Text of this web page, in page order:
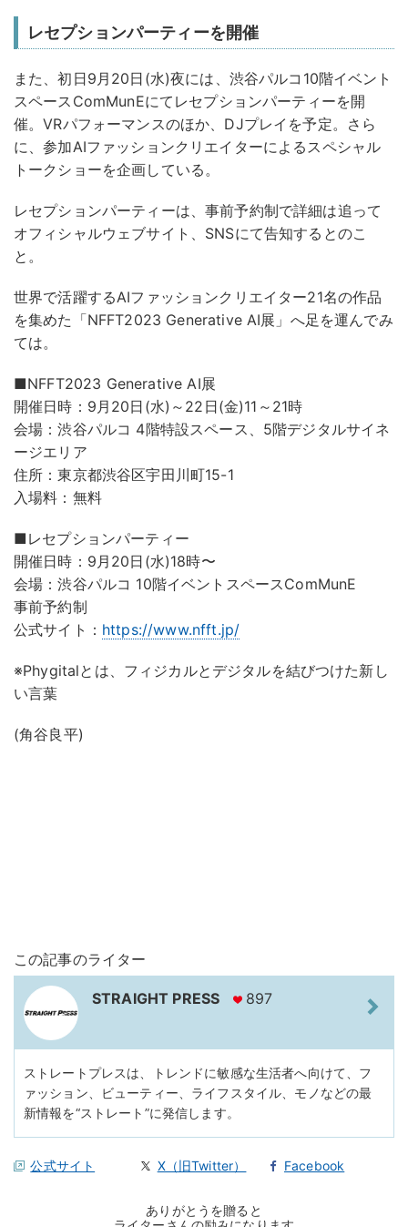
レセプションパーティーを開催
また、初日9月20日(水)夜には、渋谷パルコ10階イベント
スペースComMunEにてレセプションパーティーを開
催。VRパフォーマンスのほか、DJプレイを予定。さら
に、参加AIファッションクリエイターによるスペシャル
トークショーを企画している。
レセプションパーティーは、事前予約制で詳細は追って
オフィシャルウェブサイト、SNSにて告知するとのこ
と。
世界で活躍するAIファッションクリエイター21名の作品
を集めた「NFFT2023 Generative AI展」へ足を運んでみ
ては。
■NFFT2023 Generative AI展
開催日時：9月20日(水)～22日(金)11～21時
会場：渋谷パルコ 4階特設スペース、5階デジタルサイネ
ージエリア
住所：東京都渋谷区宇田川町15-1
入場料：無料
■レセプションパーティー
開催日時：9月20日(水)18時〜
会場：渋谷パルコ 10階イベントスペースComMunE
事前予約制
公式サイト： https://www.nfft.jp/
※Phygitalとは、フィジカルとデジタルを結びつけた新し
い言葉
(角谷良平)
この記事のライター
STRAIGHT PRESS 897
ストレートプレスは、トレンドに敏感な生活者へ向けて、フ
ァッション、ビューティー、ライフスタイル、モノなどの最
新情報を“ストレート”に発信します。
公式サイト X（旧Twitter） Facebook
ありがとうを贈ると